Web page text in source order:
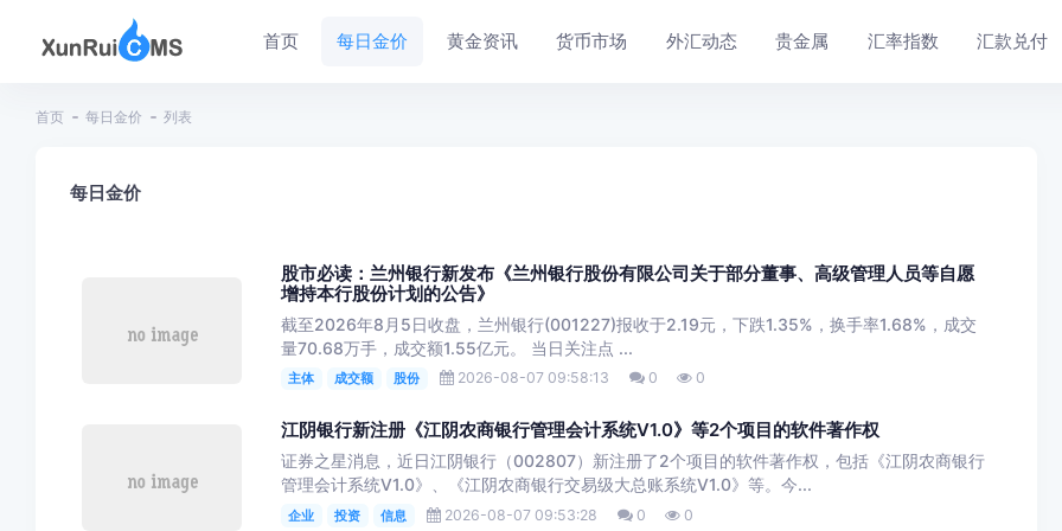
首页 每日金价 黄金资讯 货币市场 外汇动态 贵金属 汇率指数 汇款兑付
首页 每日金价 列表
每日金价
股市必读：兰州银行新发布《兰州银行股份有限公司关于部分董事、高级管理人员等自愿
增持本行股份计划的公告》
截至2026年8月5日收盘，兰州银行(001227)报收于2.19元，下跌1.35%，换手率1.68%，成交
量70.68万手，成交额1.55亿元。 当日关注点 ...
主体 成交额 股份 2026-08-07 09:58:13 0 0
江阴银行新注册《江阴农商银行管理会计系统V1.0》等2个项目的软件著作权
证券之星消息，近日江阴银行（002807）新注册了2个项目的软件著作权，包括《江阴农商银行
管理会计系统V1.0》、《江阴农商银行交易级大总账系统V1.0》等。今...
企业 投资 信息 2026-08-07 09:53:28 0 0